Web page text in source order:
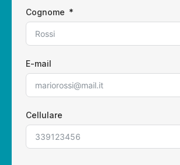
Cognome
E-mail
Cellulare